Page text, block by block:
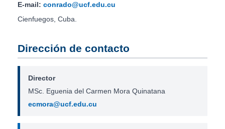
E-mail: conrado@ucf.edu.cu
Cienfuegos, Cuba.
Dirección de contacto
Director
MSc. Eguenia del Carmen Mora Quinatana
ecmora@ucf.edu.cu